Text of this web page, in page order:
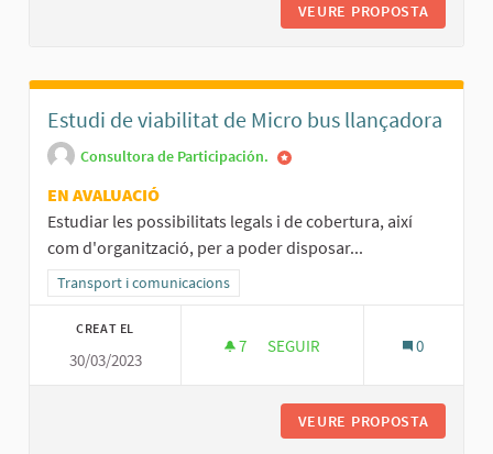
VEURE PROPOSTA
Estudi de viabilitat de Micro bus llançadora
Consultora de Participación.
EN AVALUACIÓ
Estudiar les possibilitats legals i de cobertura, així
com d'organització, per a poder disposar...
Resultats al filtrar per la categoria: Transport i comunicacions
Transport i comunicacions
CREAT EL
30/03/2023
7 7 SEGUIDORES
SEGUIR 0
VEURE PROPOSTA